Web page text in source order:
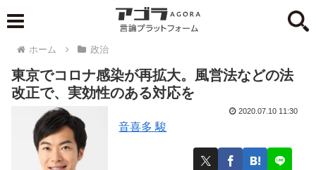
ホーム 政治
東京でコロナ感染が再拡大。風営法などの法
改正で、実効性のある対応を
音喜多 駿
2020.07.10 11:30